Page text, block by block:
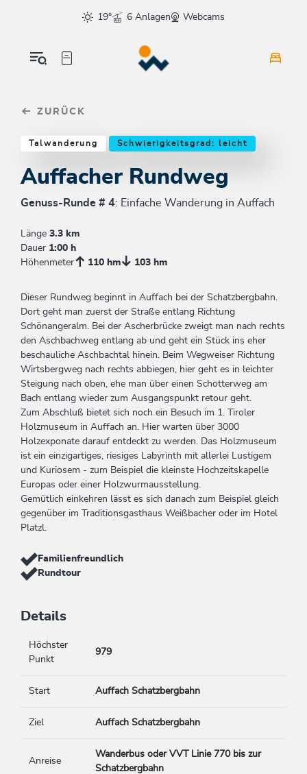
sr.skip-to.main-content
sr.skip-to.table-of-contents
sr.skip-to.main-navigation
19°
6 Anlagen Webcams
ZURÜCK
Talwanderung Schwierigkeitsgrad: leicht
Auffacher Rundweg
Genuss-Runde # 4: Einfache Wanderung in Auffach
Länge 3.3 km
Dauer 1:00 h
Höhenmeter
110 hm 103 hm
Dieser Rundweg beginnt in Auffach bei der Schatzbergbahn.
Dort geht man zuerst der Straße entlang Richtung
Schönangeralm. Bei der Ascherbrücke zweigt man nach rechts
den Aschbachweg entlang ab und geht ein Stück ins eher
beschauliche Aschbachtal hinein. Beim Wegweiser Richtung
Wirtsbergweg nach rechts abbiegen, hier geht es in leichter
Steigung nach oben, ehe man über einen Schotterweg am
Bach entlang wieder zum Ausgangspunkt retour geht.
Zum Abschluß bietet sich noch ein Besuch im 1. Tiroler
Holzmuseum in Auffach an. Hier warten über 3000
Holzexponate darauf entdeckt zu werden. Das Holzmuseum
ist ein einzigartiges, riesiges Labyrinth mit allerlei Lustigem
und Kuriosem - zum Beispiel die kleinste Hochzeitskapelle
Europas oder einer Holzwurmausstellung.
Gemütlich einkehren lässt es sich danach zum Beispiel gleich
gegenüber im Traditionsgasthaus Weißbacher oder im Hotel
Platzl.
Familienfreundlich
Rundtour
Details
Höchster
Punkt
979
Start Auffach Schatzbergbahn
Ziel Auffach Schatzbergbahn
Anreise
Wanderbus oder VVT Linie 770 bis zur
Schatzbergbahn